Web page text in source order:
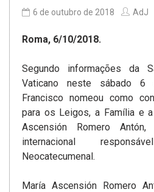
6 de outubro de 2018 AdJ
Roma, 6/10/2018.
Segundo informações da
Vaticano neste sábado
Francisco nomeou como
para os Leigos, a Família e
Ascensión Romero
internacional
Neocatecumenal.
María Ascensión Romero